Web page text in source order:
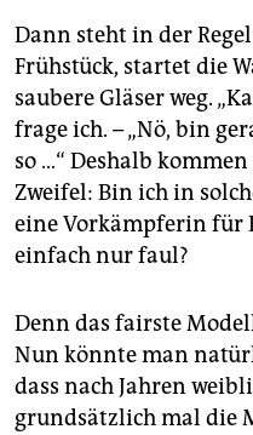
Dann steht in der
Frühstück, startet die
saubere Gläser weg.
frage ich. – „Nö, bin
so …“ Deshalb
Zweifel: Bin ich in
eine Vorkämpferin für
einfach nur faul?
Denn das fairste
Nun könnte man
dass nach Jahren
grundsätzlich mal die